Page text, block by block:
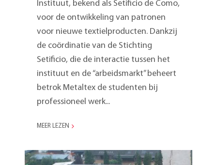
Instituut, bekend als Setificio de Como,
voor de ontwikkeling van patronen
voor nieuwe textielproducten. Dankzij
de coördinatie van de Stichting
Setificio, die de interactie tussen het
instituut en de “arbeidsmarkt” beheert
betrok Metaltex de studenten bij
professioneel werk...
MEER LEZEN